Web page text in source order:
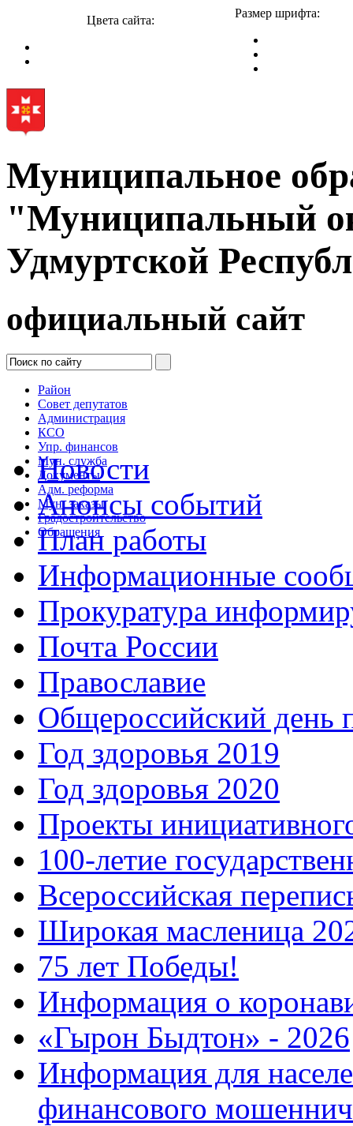
Цвета сайта:
Размер шрифта:
Муниципальное
"Муниципальный
Удмуртской
официальный сайт
Район
Совет депутатов
Администрация
КСО
Упр. финансов
Мун. служба
Документы
Адм. реформа
Мун. заказы
Градостроительство
Обращения
Новости
Анонсы событий
План работы
Информационные
Прокуратура
Почта России
Православие
Общероссийский день
Год здоровья 2019
Год здоровья 2020
Проекты
100-летие
Всероссийская
Широкая масленица
75 лет Победы!
Информация о
«Гырон Быдтон» - 2026
Информация для
финансового